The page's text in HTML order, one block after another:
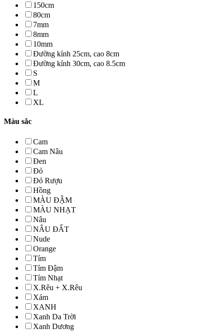
150cm
80cm
7mm
8mm
10mm
Đường kính 25cm, cao 8cm
Đường kính 30cm, cao 8.5cm
S
M
L
XL
Màu sắc
Cam
Cam Nâu
Đen
Đỏ
Đỏ Rượu
Hồng
MÀU ĐẬM
MÀU NHẠT
Nâu
NÂU ĐẤT
Nude
Orange
Tím
Tím Đậm
Tím Nhạt
X.Rêu + X.Rêu
Xám
XANH
Xanh Da Trời
Xanh Dương